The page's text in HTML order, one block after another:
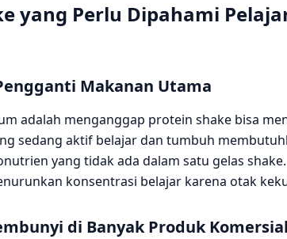
yang Perlu Dipahami
Makanan Utama
adalah menganggap protein shake bisa
sedang aktif belajar dan tumbuh
yang tidak ada dalam satu gelas
konsentrasi belajar karena otak
di Banyak Produk Komersial